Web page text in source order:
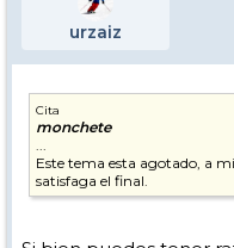
urzaiz
Cita
monchete
...
Este tema esta agotado, a
satisfaga el final.